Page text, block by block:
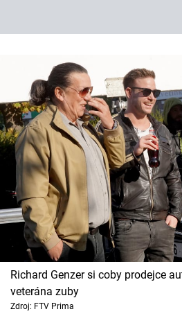
Richard Genzer si coby prodejce
veterána zuby
Zdroj: FTV Prima